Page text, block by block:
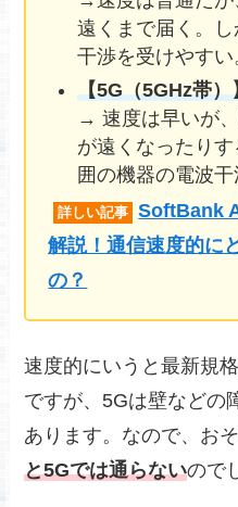
遠くまで届く。
干渉を受けやすい
【5G（5GHz帯）
→ 速度は早いが
が遠くなったり
囲の機器の電波
詳しい記事
SoftBank
解説！通信速度的に
の？
速度的にいうと最新規
ですが、5Gは壁などの
あります。なので、お
と5Gでは通らないので